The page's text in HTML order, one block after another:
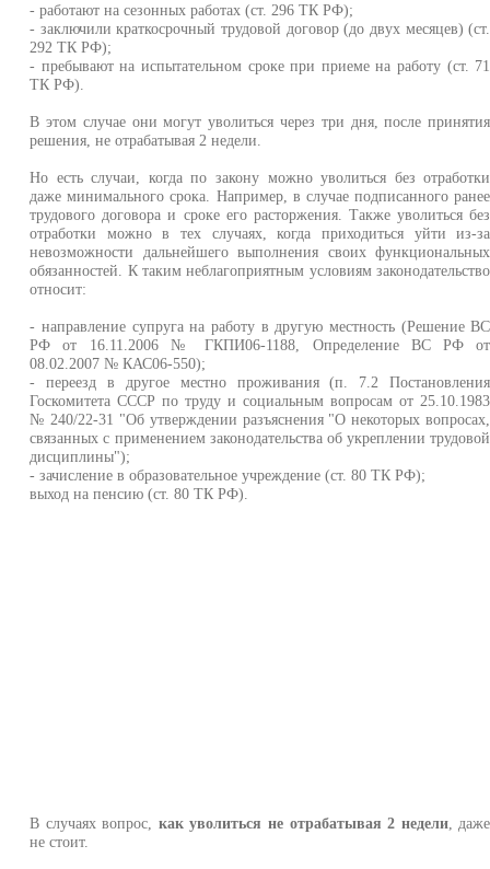
- работают на сезонных работах (ст. 296 ТК РФ);
- заключили краткосрочный трудовой договор (до двух месяцев) (ст.
292 ТК РФ);
- пребывают на испытательном сроке при приеме на работу (ст. 71
ТК РФ).
В этом случае они могут уволиться через три дня, после принятия
решения, не отрабатывая 2 недели.
Но есть случаи, когда по закону можно уволиться без отработки
даже минимального срока. Например, в случае подписанного ранее
трудового договора и сроке его расторжения. Также уволиться без
отработки можно в тех случаях, когда приходиться уйти из-за
невозможности дальнейшего выполнения своих функциональных
обязанностей. К таким неблагоприятным условиям законодательство
относит:
- направление супруга на работу в другую местность (Решение ВС
РФ от 16.11.2006 № ГКПИ06-1188, Определение ВС РФ от
08.02.2007 № КАС06-550);
- переезд в другое местно проживания (п. 7.2 Постановления
Госкомитета СССР по труду и социальным вопросам от 25.10.1983
№ 240/22-31 "Об утверждении разъяснения "О некоторых вопросах,
связанных с применением законодательства об укреплении трудовой
дисциплины");
- зачисление в образовательное учреждение (ст. 80 ТК РФ);
выход на пенсию (ст. 80 ТК РФ).
В случаях вопрос, как уволиться не отрабатывая 2 недели, даже
не стоит.